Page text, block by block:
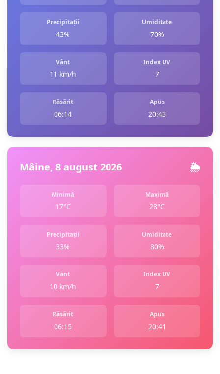
Precipitații
43%
Umiditate
70%
Vânt
11 km/h
Index UV
7
Răsărit
06:14
Apus
20:43
Mâine, 8 august 2026 🌦️
Minimă
17°C
Maximă
28°C
Precipitații
33%
Umiditate
80%
Vânt
10 km/h
Index UV
7
Răsărit
06:15
Apus
20:41